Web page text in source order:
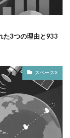
た3つの理由と933
スペースX